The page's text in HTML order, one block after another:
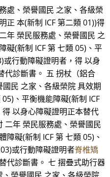
處、榮譽國民 之家、各級榮
正 本(新制 ICF 第二類 01))得
年 榮民服務處、榮譽國民 之
礙(新制 ICF 第 七類 05)、平
或行動障礙證明者，得 以身
代診斷書。 五 拐杖（鋁合
民 之家、各級榮院 具效期
、平衡機能障礙(新制 ICF
以身心障礙證明正本替代
二年 榮民服務處、榮譽國民
障礙(新制 ICF 第 七類 05)、
或行動障礙證明者脊椎矯
代診斷書。 七 摺疊式助行器